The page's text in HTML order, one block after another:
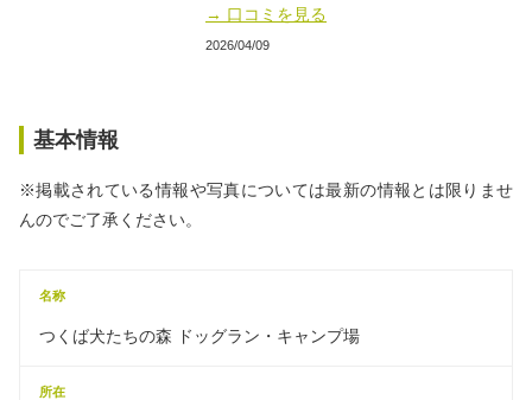
→ 口コミを見る
2026/04/09
基本情報
※掲載されている情報や写真については最新の情報とは限りませ
んのでご了承ください。
名称
つくば犬たちの森 ドッグラン・キャンプ場
所在